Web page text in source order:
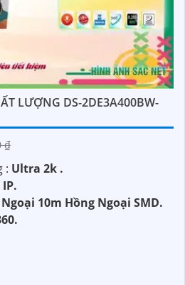
LƯỢNG DS-2DE3A400BW-
₫
: Ultra 2k .
IP.
10m Hồng Ngoại SMD.